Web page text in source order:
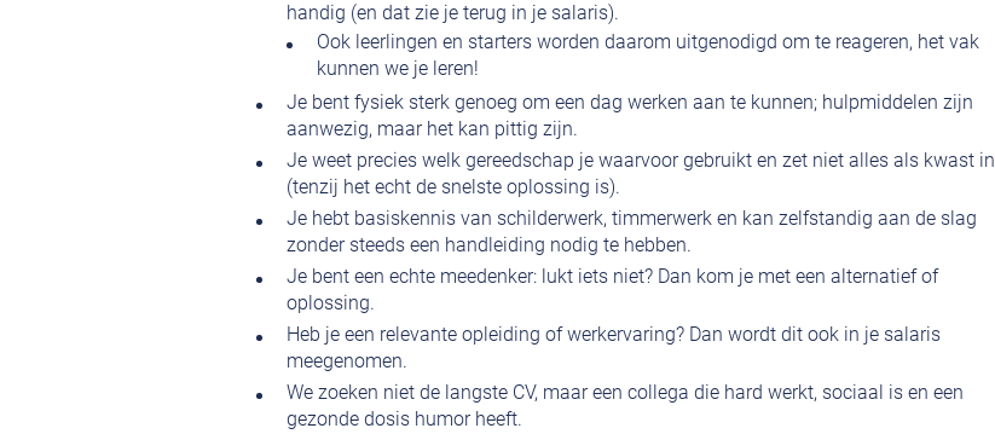
handig (en dat zie je terug in je salaris).
Ook leerlingen en starters worden daarom uitgenodigd om te reageren, het vak
kunnen we je leren!
Je bent fysiek sterk genoeg om een dag werken aan te kunnen; hulpmiddelen zijn
aanwezig, maar het kan pittig zijn.
Je weet precies welk gereedschap je waarvoor gebruikt en zet niet alles als kwast in
(tenzij het echt de snelste oplossing is).
Je hebt basiskennis van schilderwerk, timmerwerk en kan zelfstandig aan de slag
zonder steeds een handleiding nodig te hebben.
Je bent een echte meedenker: lukt iets niet? Dan kom je met een alternatief of
oplossing.
Heb je een relevante opleiding of werkervaring? Dan wordt dit ook in je salaris
meegenomen.
We zoeken niet de langste CV, maar een collega die hard werkt, sociaal is en een
gezonde dosis humor heeft.